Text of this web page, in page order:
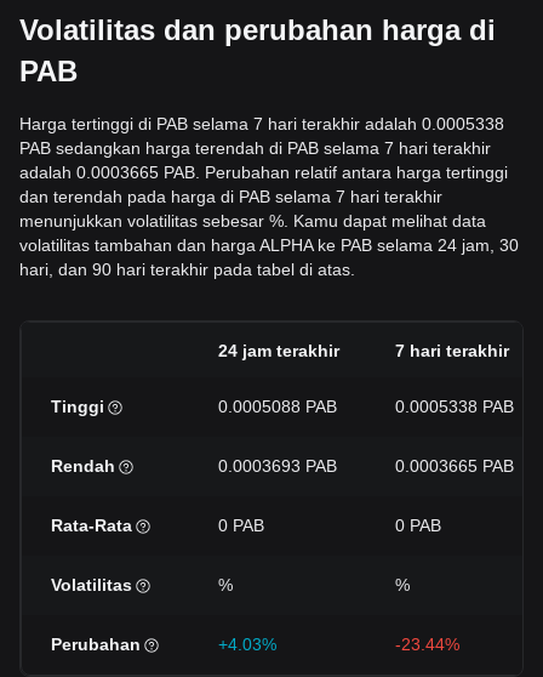
Volatilitas dan perubahan harga di
PAB
Harga tertinggi di PAB selama 7 hari terakhir adalah 0.0005338
PAB sedangkan harga terendah di PAB selama 7 hari terakhir
adalah 0.0003665 PAB. Perubahan relatif antara harga tertinggi
dan terendah pada harga di PAB selama 7 hari terakhir
menunjukkan volatilitas sebesar %. Kamu dapat melihat data
volatilitas tambahan dan harga ALPHA ke PAB selama 24 jam, 30
hari, dan 90 hari terakhir pada tabel di atas.
24 jam terakhir 7 hari terakhir
Tinggi 0.0005088 PAB 0.0005338 PAB
Rendah 0.0003693 PAB 0.0003665 PAB
Rata-Rata 0 PAB 0 PAB
Volatilitas % %
Perubahan +4.03% -23.44%